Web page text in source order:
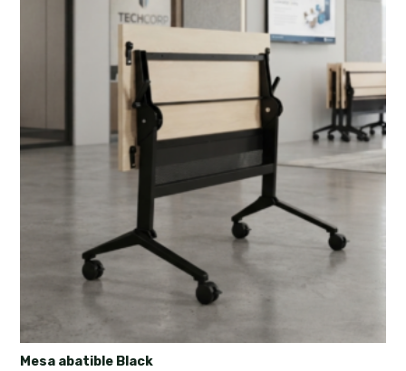
Mesa abatible Black